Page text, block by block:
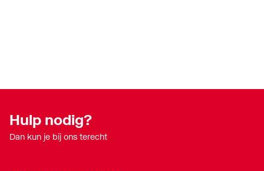
Hulp nodig?
Dan kun je bij ons terecht